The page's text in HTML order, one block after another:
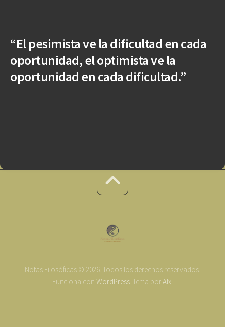
“El pesimista ve la dificultad en cada
oportunidad, el optimista ve la
oportunidad en cada dificultad.”
Notas Filosóficas © 2026. Todos los derechos reservados.
Funciona con WordPress. Tema porAlx.